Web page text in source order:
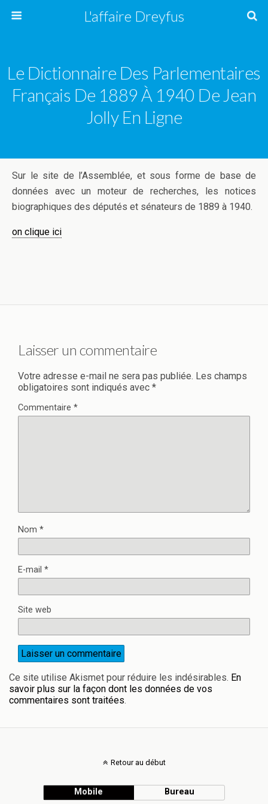
L'affaire Dreyfus
Le Dictionnaire Des Parlementaires
Français De 1889 À 1940 De Jean
Jolly En Ligne
Sur le site de l’Assemblée, et sous forme de base de
données avec un moteur de recherches, les notices
biographiques des députés et sénateurs de 1889 à 1940.
on clique ici
Laisser un commentaire
Votre adresse e-mail ne sera pas publiée. Les champs
obligatoires sont indiqués avec *
Commentaire *
Nom *
E-mail *
Site web
Ce site utilise Akismet pour réduire les indésirables. En
savoir plus sur la façon dont les données de vos
commentaires sont traitées.
Retour au début
Mobile Bureau